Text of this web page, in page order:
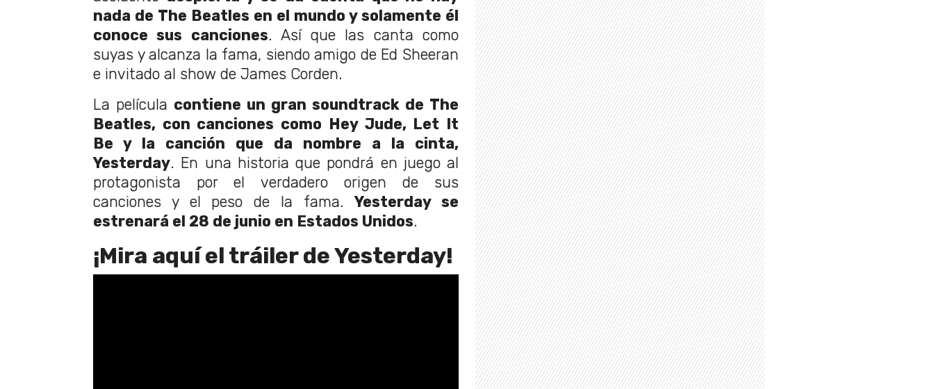
nada de The Beatles en el mundo y solamente él
conoce sus canciones. Así que las canta como
suyas y alcanza la fama, siendo amigo de Ed Sheeran
e invitado al show de James Corden.
La película contiene un gran soundtrack de The
Beatles, con canciones como Hey Jude, Let It
Be y la canción que da nombre a la cinta,
Yesterday. En una historia que pondrá en juego al
protagonista por el verdadero origen de sus
canciones y el peso de la fama.Yesterday se
estrenará el 28 de junio en Estados Unidos.
¡Mira aquí el tráiler de Yesterday!